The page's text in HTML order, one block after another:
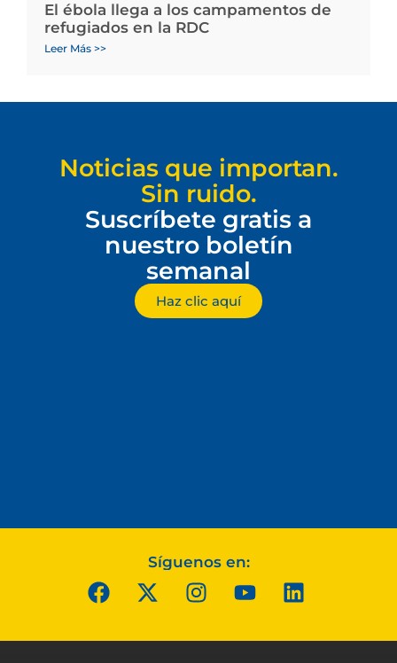
El ébola llega a los campamentos de
refugiados en la RDC
Leer Más >>
Noticias que importan.
Sin ruido.
Suscríbete gratis a
nuestro boletín
semanal
Haz clic aquí
Síguenos en: